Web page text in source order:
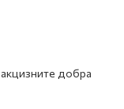
добра